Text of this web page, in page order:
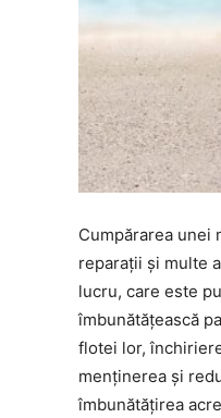
Cumpărarea unei
reparații și multe
lucru, care este
îmbunătățească
flotei lor,
menținerea și
îmbunătățirea